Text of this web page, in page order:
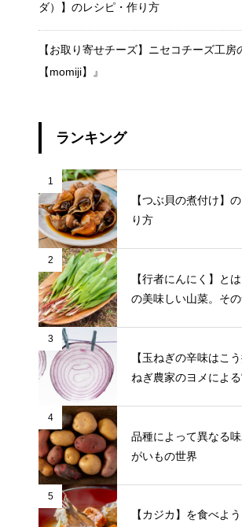
ダ）】のレシピ・作り方
【お取り寄せチーズ】ニセコチーズ工房
【momiji】』
ランキング
1
【つぶ貝の煮付け】
り方
2
【行者にんにく】と
の美味しい山菜。その
3
【玉ねぎの辛味はこ
ねぎ農家のヨメによる
4
品種によって異なる
がいもの世界
5
【カジカ】を食べよ